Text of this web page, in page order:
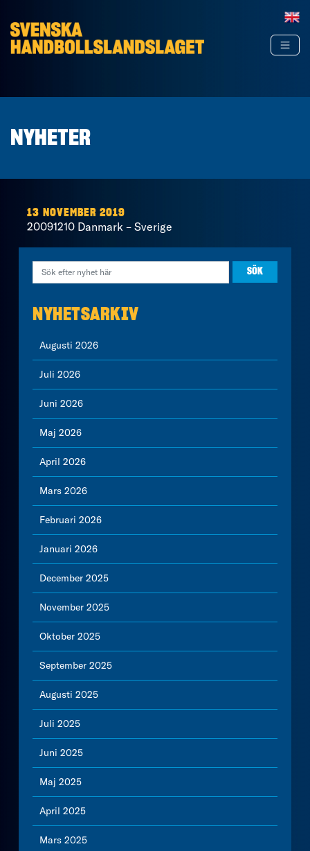
NYHETER
13 NOVEMBER 2019
20091210 Danmark – Sverige
NYHETSARKIV
Augusti 2026
Juli 2026
Juni 2026
Maj 2026
April 2026
Mars 2026
Februari 2026
Januari 2026
December 2025
November 2025
Oktober 2025
September 2025
Augusti 2025
Juli 2025
Juni 2025
Maj 2025
April 2025
Mars 2025